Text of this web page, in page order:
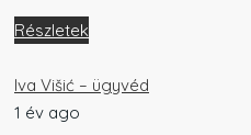
Részletek
Iva Višić – ügyvéd
1 év ago